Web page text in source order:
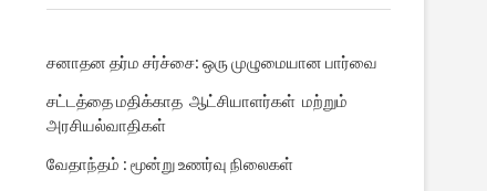
சனாதன தர்ம சர்ச்சை: ஒரு முழுமையான பார்வை
சட்டத்தை மதிக்காத ஆட்சியாளர்கள் மற்றும்
அரசியல்வாதிகள்
வேதாந்தம் : மூன்று உணர்வு நிலைகள்